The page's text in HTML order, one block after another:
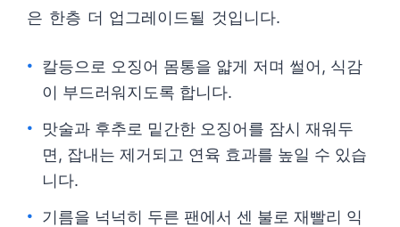
은 한층 더 업그레이드될 것입니다.
칼등으로 오징어 몸통을 얇게 저며 썰어, 식감
이 부드러워지도록 합니다.
맛술과 후추로 밑간한 오징어를 잠시 재워두
면, 잡내는 제거되고 연육 효과를 높일 수 있습
니다.
기름을 넉넉히 두른 팬에서 센 불로 재빨리 익